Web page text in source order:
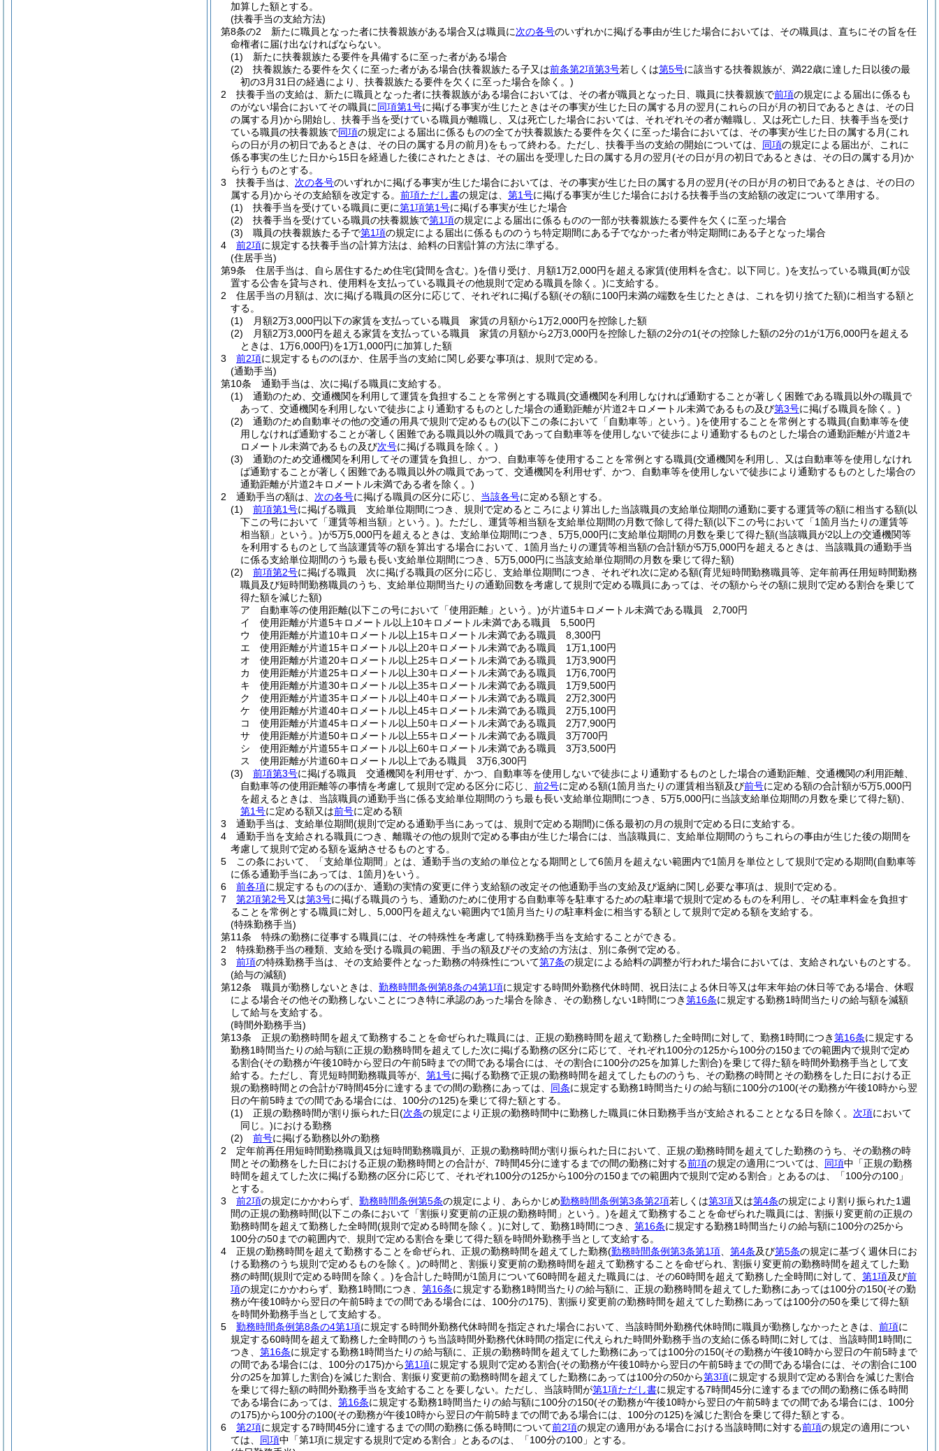
加算した額とする。
(扶養手当の支給方法)
第8条の2
新たに職員となった者に扶養親族がある場合又は職員に次の各号のいずれかに掲げる事由が生じた場合においては、その職員は、直ちにその旨を任
命権者に届け出なければならない。
(1)
新たに扶養親族たる要件を具備するに至った者がある場合
(2)
扶養親族たる要件を欠くに至った者がある場合(扶養親族たる子又は前条第2項第3号若しくは第5号に該当する扶養親族が、満22歳に達した日以後の最
初の3月31日の経過により、扶養親族たる要件を欠くに至った場合を除く。)
2
扶養手当の支給は、新たに職員となった者に扶養親族がある場合においては、その者が職員となった日、職員に扶養親族で前項の規定による届出に係るも
のがない場合においてその職員に同項第1号に掲げる事実が生じたときはその事実が生じた日の属する月の翌月(これらの日が月の初日であるときは、その日
の属する月)から開始し、扶養手当を受けている職員が離職し、又は死亡した場合においては、それぞれその者が離職し、又は死亡した日、扶養手当を受け
ている職員の扶養親族で同項の規定による届出に係るものの全てが扶養親族たる要件を欠くに至った場合においては、その事実が生じた日の属する月(これ
らの日が月の初日であるときは、その日の属する月の前月)をもって終わる。 ただし、扶養手当の支給の開始については、 同項の規定による届出が、これに
係る事実の生じた日から15日を経過した後にされたときは、その届出を受理した日の属する月の翌月(その日が月の初日であるときは、その日の属する月)か
ら行うものとする。
3
扶養手当は、 次の各号のいずれかに掲げる事実が生じた場合においては、その事実が生じた日の属する月の翌月(その日が月の初日であるときは、その日の
属する月)からその支給額を改定する。 前項ただし書の規定は、 第1号に掲げる事実が生じた場合における扶養手当の支給額の改定について準用する。
(1)
扶養手当を受けている職員に更に第1項第1号に掲げる事実が生じた場合
(2)
扶養手当を受けている職員の扶養親族で第1項の規定による届出に係るものの一部が扶養親族たる要件を欠くに至った場合
(3)
職員の扶養親族たる子で第1項の規定による届出に係るもののうち特定期間にある子でなかった者が特定期間にある子となった場合
4
前2項に規定する扶養手当の計算方法は、給料の日割計算の方法に準ずる。
(住居手当)
第9条
住居手当は、自ら居住するため住宅(貸間を含む。)を借り受け、月額1万2,000円を超える家賃(使用料を含む。以下同じ。)を支払っている職員(町が設
置する公舎を貸与され、使用料を支払っている職員その他規則で定める職員を除く。)に支給する。
2
住居手当の月額は、次に掲げる職員の区分に応じて、それぞれに掲げる額(その額に100円未満の端数を生じたときは、これを切り捨てた額)に相当する額と
する。
(1)
月額2万3,000円以下の家賃を支払っている職員 家賃の月額から1万2,000円を控除した額
(2)
月額2万3,000円を超える家賃を支払っている職員 家賃の月額から2万3,000円を控除した額の2分の1(その控除した額の2分の1が1万6,000円を超える
ときは、1万6,000円)を1万1,000円に加算した額
3
前2項に規定するもののほか、住居手当の支給に関し必要な事項は、規則で定める。
(通勤手当)
第10条
通勤手当は、次に掲げる職員に支給する。
(1)
通勤のため、交通機関を利用して運賃を負担することを常例とする職員(交通機関を利用しなければ通勤することが著しく困難である職員以外の職員で
あって、交通機関を利用しないで徒歩により通勤するものとした場合の通勤距離が片道2キロメートル未満であるもの及び第3号に掲げる職員を除く。)
(2)
通勤のため自動車その他の交通の用具で規則で定めるもの(以下この条において「自動車等」という。)を使用することを常例とする職員(自動車等を使
用しなければ通勤することが著しく困難である職員以外の職員であって自動車等を使用しないで徒歩により通勤するものとした場合の通勤距離が片道2キ
ロメートル未満であるもの及び次号に掲げる職員を除く。)
(3)
通勤のため交通機関を利用してその運賃を負担し、かつ、自動車等を使用することを常例とする職員(交通機関を利用し、又は自動車等を使用しなけれ
ば通勤することが著しく困難である職員以外の職員であって、交通機関を利用せず、かつ、自動車等を使用しないで徒歩により通勤するものとした場合の
通勤距離が片道2キロメートル未満である者を除く。)
2
通勤手当の額は、 次の各号に掲げる職員の区分に応じ、 当該各号に定める額とする。
(1)
前項第1号に掲げる職員 支給単位期間につき、規則で定めるところにより算出した当該職員の支給単位期間の通勤に要する運賃等の額に相当する額(以
下この号において「運賃等相当額」という。)。 ただし、運賃等相当額を支給単位期間の月数で除して得た額(以下この号において「1箇月当たりの運賃等
相当額」という。)が5万5,000円を超えるときは、支給単位期間につき、5万5,000円に支給単位期間の月数を乗じて得た額(当該職員が2以上の交通機関等
を利用するものとして当該運賃等の額を算出する場合において、1箇月当たりの運賃等相当額の合計額が5万5,000円を超えるときは、当該職員の通勤手当
に係る支給単位期間のうち最も長い支給単位期間につき、5万5,000円に当該支給単位期間の月数を乗じて得た額)
(2)
前項第2号に掲げる職員 次に掲げる職員の区分に応じ、支給単位期間につき、それぞれ次に定める額(育児短時間勤務職員等、定年前再任用短時間勤務
職員及び短時間勤務職員のうち、支給単位期間当たりの通勤回数を考慮して規則で定める職員にあっては、その額からその額に規則で定める割合を乗じて
得た額を減じた額)
ア
自動車等の使用距離(以下この号において「使用距離」という。)が片道5キロメートル未満である職員 2,700円
イ
使用距離が片道5キロメートル以上10キロメートル未満である職員 5,500円
ウ
使用距離が片道10キロメートル以上15キロメートル未満である職員 8,300円
エ
使用距離が片道15キロメートル以上20キロメートル未満である職員 1万1,100円
オ
使用距離が片道20キロメートル以上25キロメートル未満である職員 1万3,900円
カ
使用距離が片道25キロメートル以上30キロメートル未満である職員 1万6,700円
キ
使用距離が片道30キロメートル以上35キロメートル未満である職員 1万9,500円
ク
使用距離が片道35キロメートル以上40キロメートル未満である職員 2万2,300円
ケ
使用距離が片道40キロメートル以上45キロメートル未満である職員 2万5,100円
コ
使用距離が片道45キロメートル以上50キロメートル未満である職員 2万7,900円
サ
使用距離が片道50キロメートル以上55キロメートル未満である職員 3万700円
シ
使用距離が片道55キロメートル以上60キロメートル未満である職員 3万3,500円
ス
使用距離が片道60キロメートル以上である職員 3万6,300円
(3)
前項第3号に掲げる職員 交通機関を利用せず、かつ、自動車等を使用しないで徒歩により通勤するものとした場合の通勤距離、交通機関の利用距離、
自動車等の使用距離等の事情を考慮して規則で定める区分に応じ、 前2号に定める額(1箇月当たりの運賃相当額及び前号に定める額の合計額が5万5,000円
を超えるときは、当該職員の通勤手当に係る支給単位期間のうち最も長い支給単位期間につき、5万5,000円に当該支給単位期間の月数を乗じて得た額)
第1号に定める額又は前号に定める額
3
通勤手当は、支給単位期間(規則で定める通勤手当にあっては、規則で定める期間)に係る最初の月の規則で定める日に支給する。
4
通勤手当を支給される職員につき、離職その他の規則で定める事由が生じた場合には、当該職員に、支給単位期間のうちこれらの事由が生じた後の期間を
考慮して規則で定める額を返納させるものとする。
5
この条において、「支給単位期間」とは、通勤手当の支給の単位となる期間として6箇月を超えない範囲内で1箇月を単位として規則で定める期間(自動車等
に係る通勤手当にあっては、1箇月)をいう。
6
前各項に規定するもののほか、通勤の実情の変更に伴う支給額の改定その他通勤手当の支給及び返納に関し必要な事項は、規則で定める。
7
第2項第2号又は第3号に掲げる職員のうち、通勤のために使用する自動車等を駐車するための駐車場で規則で定めるものを利用し、その駐車料金を負担す
ることを常例とする職員に対し、5,000円を超えない範囲内で1箇月当たりの駐車料金に相当する額として規則で定める額を支給する。
(特殊勤務手当)
第11条
特殊の勤務に従事する職員には、その特殊性を考慮して特殊勤務手当を支給することができる。
2
特殊勤務手当の種類、支給を受ける職員の範囲、手当の額及びその支給の方法は、別に条例で定める。
3
前項の特殊勤務手当は、その支給要件となった勤務の特殊性について第7条の規定による給料の調整が行われた場合においては、支給されないものとする。
(給与の減額)
第12条
職員が勤務しないときは、 勤務時間条例第8条の4第1項に規定する時間外勤務代休時間、祝日法による休日等又は年末年始の休日等である場合、休暇
による場合その他その勤務しないことにつき特に承認のあった場合を除き、その勤務しない1時間につき第16条に規定する勤務1時間当たりの給与額を減額
して給与を支給する。
(時間外勤務手当)
第13条
正規の勤務時間を超えて勤務することを命ぜられた職員には、正規の勤務時間を超えて勤務した全時間に対して、勤務1時間につき第16条に規定する
勤務1時間当たりの給与額に正規の勤務時間を超えてした次に掲げる勤務の区分に応じて、それぞれ100分の125から100分の150までの範囲内で規則で定め
る割合(その勤務が午後10時から翌日の午前5時までの間である場合には、その割合に100分の25を加算した割合)を乗じて得た額を時間外勤務手当として支
給する。 ただし、育児短時間勤務職員等が、 第1号に掲げる勤務で正規の勤務時間を超えてしたもののうち、その勤務の時間とその勤務をした日における正
規の勤務時間との合計が7時間45分に達するまでの間の勤務にあっては、 同条に規定する勤務1時間当たりの給与額に100分の100(その勤務が午後10時から翌
日の午前5時までの間である場合には、100分の125)を乗じて得た額とする。
(1)
正規の勤務時間が割り振られた日(次条の規定により正規の勤務時間中に勤務した職員に休日勤務手当が支給されることとなる日を除く。 次項において
同じ。)における勤務
(2)
前号に掲げる勤務以外の勤務
2
定年前再任用短時間勤務職員又は短時間勤務職員が、正規の勤務時間が割り振られた日において、正規の勤務時間を超えてした勤務のうち、その勤務の時
間とその勤務をした日における正規の勤務時間との合計が、7時間45分に達するまでの間の勤務に対する前項の規定の適用については、 同項中「正規の勤務
時間を超えてした次に掲げる勤務の区分に応じて、それぞれ100分の125から100分の150までの範囲内で規則で定める割合」とあるのは、「100分の100」
とする。
3
前2項の規定にかかわらず、 勤務時間条例第5条の規定により、あらかじめ勤務時間条例第3条第2項若しくは第3項又は第4条の規定により割り振られた1週
間の正規の勤務時間(以下この条において「割振り変更前の正規の勤務時間」という。)を超えて勤務することを命ぜられた職員には、割振り変更前の正規の
勤務時間を超えて勤務した全時間(規則で定める時間を除く。)に対して、勤務1時間につき、 第16条に規定する勤務1時間当たりの給与額に100分の25から
100分の50までの範囲内で、規則で定める割合を乗じて得た額を時間外勤務手当として支給する。
4
正規の勤務時間を超えて勤務することを命ぜられ、正規の勤務時間を超えてした勤務(勤務時間条例第3条第1項 第4条及び第5条の規定に基づく週休日にお
ける勤務のうち規則で定めるものを除く。)の時間と、割振り変更前の勤務時間を超えて勤務することを命ぜられ、割振り変更前の勤務時間を超えてした勤
務の時間(規則で定める時間を除く。)を合計した時間が1箇月について60時間を超えた職員には、その60時間を超えて勤務した全時間に対して、 第1項及び前
項の規定にかかわらず、勤務1時間につき、 第16条に規定する勤務1時間当たりの給与額に、正規の勤務時間を超えてした勤務にあっては100分の150(その勤
務が午後10時から翌日の午前5時までの間である場合には、100分の175) 、割振り変更前の勤務時間を超えてした勤務にあっては100分の50を乗じて得た額
を時間外勤務手当として支給する。
5
勤務時間条例第8条の4第1項に規定する時間外勤務代休時間を指定された場合において、当該時間外勤務代休時間に職員が勤務しなかったときは、 前項に
規定する60時間を超えて勤務した全時間のうち当該時間外勤務代休時間の指定に代えられた時間外勤務手当の支給に係る時間に対しては、当該時間1時間に
つき、 第16条に規定する勤務1時間当たりの給与額に、正規の勤務時間を超えてした勤務にあっては100分の150(その勤務が午後10時から翌日の午前5時まで
の間である場合には、100分の175)から第1項に規定する規則で定める割合(その勤務が午後10時から翌日の午前5時までの間である場合には、その割合に100
分の25を加算した割合)を減じた割合、割振り変更前の勤務時間を超えてした勤務にあっては100分の50から第3項に規定する規則で定める割合を減じた割合
を乗じて得た額の時間外勤務手当を支給することを要しない。 ただし、当該時間が第1項ただし書に規定する7時間45分に達するまでの間の勤務に係る時間
である場合にあっては、 第16条に規定する勤務1時間当たりの給与額に100分の150(その勤務が午後10時から翌日の午前5時までの間である場合には、100分
の175)から100分の100(その勤務が午後10時から翌日の午前5時までの間である場合には、100分の125)を減じた割合を乗じて得た額とする。
6
第2項に規定する7時間45分に達するまでの間の勤務に係る時間について前2項の規定の適用がある場合における当該時間に対する前項の規定の適用につい
ては、 同項中「第1項に規定する規則で定める割合」とあるのは、「100分の100」とする。